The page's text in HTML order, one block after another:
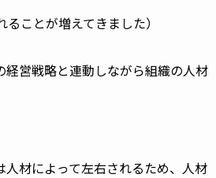
ことが増えてきました）
営戦略と連動しながら組織の人材
材によって左右されるため、人材